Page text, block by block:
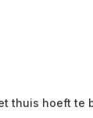
hoeft te